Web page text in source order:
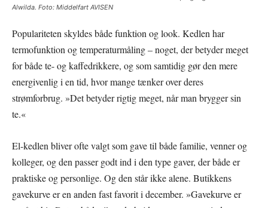
Alwilda. Foto: Middelfart AVISEN
Populariteten skyldes både funktion og look. Kedlen har
termofunktion og temperaturmåling – noget, der betyder meget
for både te- og kaffedrikkere, og som samtidig gør den mere
energivenlig i en tid, hvor mange tænker over deres
strømforbrug. »Det betyder rigtig meget, når man brygger sin
te.«
El-kedlen bliver ofte valgt som gave til både familie, venner og
kolleger, og den passer godt ind i den type gaver, der både er
praktiske og personlige. Og den står ikke alene. Butikkens
gavekurve er en anden fast favorit i december. »Gavekurve er